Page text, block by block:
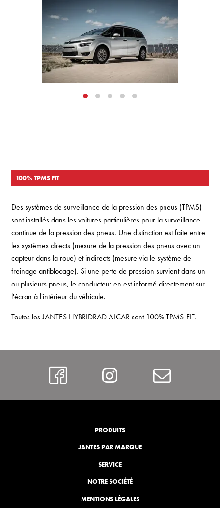
100% TPMS FIT
Des systèmes de surveillance de la pression des pneus (TPMS)
sont installés dans les voitures particulières pour la surveillance
continue de la pression des pneus. Une distinction est faite entre
les systèmes directs (mesure de la pression des pneus avec un
capteur dans la roue) et indirects (mesure via le système de
freinage antiblocage). Si une perte de pression survient dans un
ou plusieurs pneus, le conducteur en est informé directement sur
l'écran à l'intérieur du véhicule.
Toutes les JANTES HYBRIDRAD ALCAR sont 100% TPMS-FIT.
https://Instagram
PRODUITS
JANTES PAR MARQUE
SERVICE
NOTRE SOCIÉTÉ
MENTIONS LÉGALES